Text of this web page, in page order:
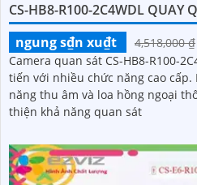
CS-HB8-R100-2C4WDL QUAY
ngung s₫n xu₫t
4,518,000 ₫
Camera quan sát CS-HB8-R100-
tiến với nhiều chức năng cao cấp. Nó được tích hợp với tính
năng thu âm và loa hồng ngoại
thiện khả năng quan sát